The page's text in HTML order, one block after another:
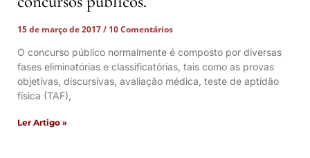
15 de março de 2017
10 Comentários
O concurso público normalmente é composto por diversas
fases eliminatórias e classificatórias, tais como as provas
objetivas, discursivas, avaliação médica, teste de aptidão
física (TAF),
Ler Artigo »